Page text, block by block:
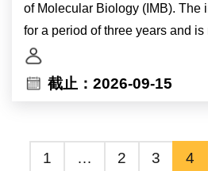
of Molecular Biology (IMB). The
for a period of three years and
second term; if necessary for
development and upon approval
Distinguished Research Fellow
Professor or Distinguished
截止：2026-09-15
1 … 2 3 4